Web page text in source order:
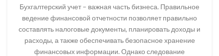
Бухгалтерский учет – важная часть бизнеса. Правильное
ведение финансовой отчетности позволяет правильно
составлять налоговые документы, планировать доходы и
расходы, а также обеспечивать безопасное хранение
финансовых информации. Однако следование